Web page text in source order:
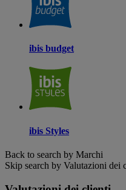
ibis budget
ibis Styles
Back to search by Marchi
Skip search by Valutazioni dei